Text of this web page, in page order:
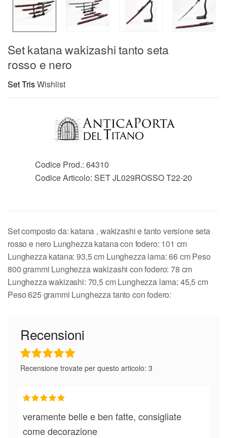
Set katana wakizashi tanto seta
rosso e nero
Set TrisWishlist
Codice Prod.: 64310
Codice Articolo: SET JL029ROSSO T22-20
Set composto da: katana , wakizashi e tanto versione seta
rosso e nero Lunghezza katana con fodero: 101 cm
Lunghezza katana: 93,5 cm Lunghezza lama: 66 cm Peso
800 grammi Lunghezza wakizashi con fodero: 78 cm
Lunghezza wakizashi: 70,5 cm Lunghezza lama: 45,5 cm
Peso 625 grammi Lunghezza tanto con fodero:
Recensioni
Recensione trovate per questo articolo: 3
veramente belle e ben fatte, consigliate
come decorazione